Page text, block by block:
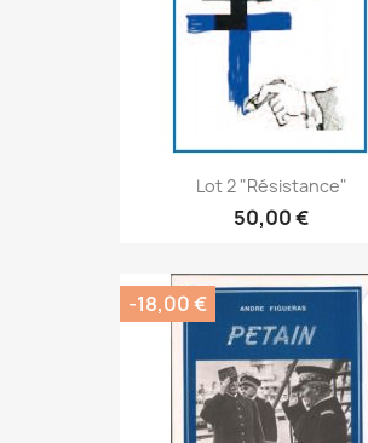
Lot 2 "Résistance"
50,00 €
-18,00 €